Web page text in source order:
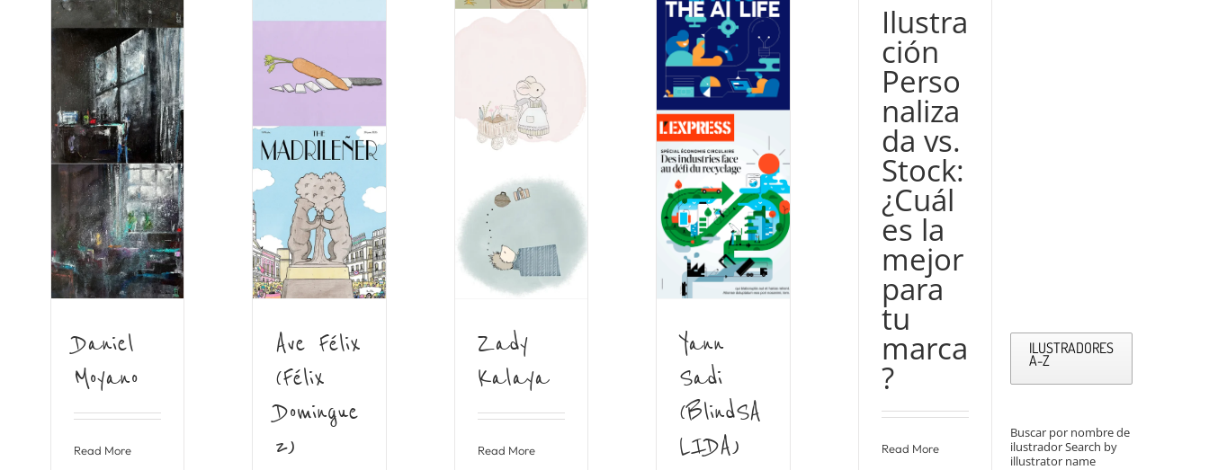
Daniel
Moyano
Read More
Ave Félix
(Félix
Domingue
z)
Zady
Kalaya
Read More
Yann
Sadi
(BlindSA
LIDA)
Ilustra
ción
Perso
naliza
da vs.
Stock:
¿Cuál
es la
mejor
para
tu
marca
?
Read More
ILUSTRADORES
A-Z
Buscar por nombre de
ilustrador Search by
illustrator name